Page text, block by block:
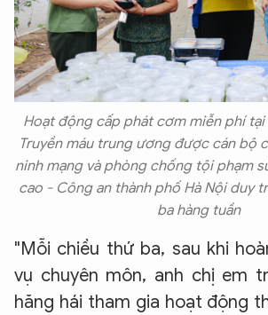
Hoạt động cấp phát cơm miễn phí
Truyền máu trung ương được cán bộ
ninh mạng và phòng chống tội phạm
cao - Công an thành phố Hà Nội duy
ba hàng tuần
"Mỗi chiều thứ ba, sau khi
vụ chuyên môn, anh chị em
hăng hái tham gia hoạt động